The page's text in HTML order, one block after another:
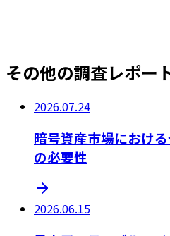
その他の調査レポー
2026.07.24
暗号資産市場におけ
の必要性
2026.06.15